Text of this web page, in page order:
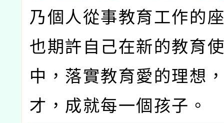
乃個人從事教育工作的
也期許自己在新的教育
中，落實教育愛的理想
才，成就每一個孩子。